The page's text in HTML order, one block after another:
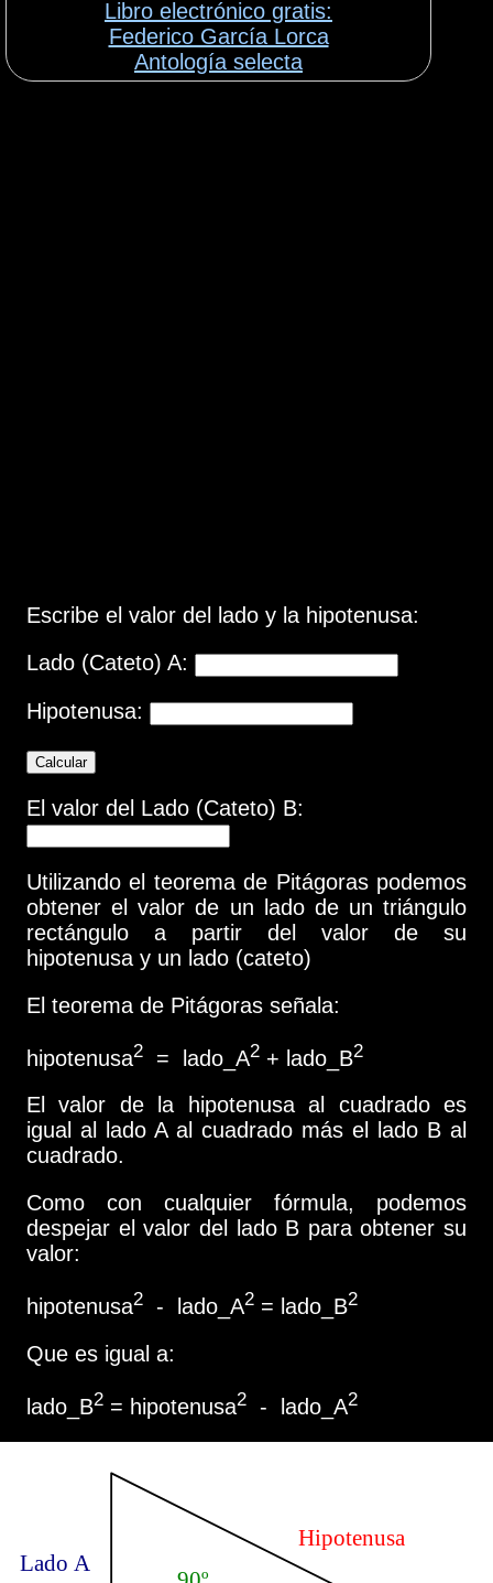
Libro electrónico gratis:
Federico García Lorca
Antología selecta
Escribe el valor del lado y la hipotenusa:
Lado (Cateto) A:
Hipotenusa:
Calcular
El valor del Lado (Cateto) B:
Utilizando el teorema de Pitágoras podemos
obtener el valor de un lado de un triángulo
rectángulo a partir del valor de su
hipotenusa y un lado (cateto)
El teorema de Pitágoras señala:
hipotenusa2 = lado_A2 + lado_B2
El valor de la hipotenusa al cuadrado es
igual al lado A al cuadrado más el lado B al
cuadrado.
Como con cualquier fórmula, podemos
despejar el valor del lado B para obtener su
valor:
hipotenusa2 - lado_A2 = lado_B2
Que es igual a:
lado_B2 = hipotenusa2 - lado_A2